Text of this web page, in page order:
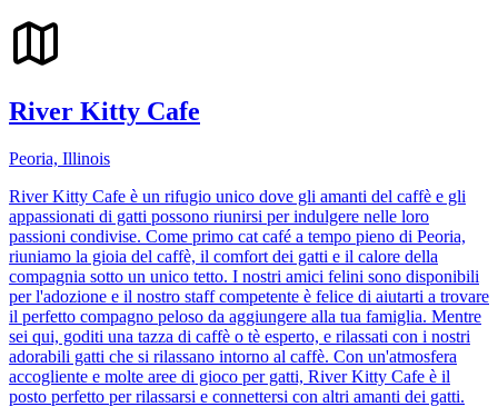
River Kitty Cafe
Peoria, Illinois
River Kitty Cafe è un rifugio unico dove gli amanti del caffè e gli
appassionati di gatti possono riunirsi per indulgere nelle loro
passioni condivise. Come primo cat café a tempo pieno di Peoria,
riuniamo la gioia del caffè, il comfort dei gatti e il calore della
compagnia sotto un unico tetto. I nostri amici felini sono disponibili
per l'adozione e il nostro staff competente è felice di aiutarti a trovare
il perfetto compagno peloso da aggiungere alla tua famiglia. Mentre
sei qui, goditi una tazza di caffè o tè esperto, e rilassati con i nostri
adorabili gatti che si rilassano intorno al caffè. Con un'atmosfera
accogliente e molte aree di gioco per gatti, River Kitty Cafe è il
posto perfetto per rilassarsi e connettersi con altri amanti dei gatti.